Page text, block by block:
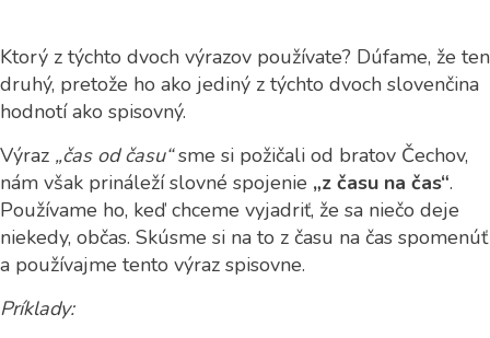
Ktorý z týchto dvoch výrazov používate? Dúfame, že ten
druhý, pretože ho ako jediný z týchto dvoch slovenčina
hodnotí ako spisovný.
Výraz „čas od času“sme si požičali od bratov Čechov,
nám však prináleží slovné spojenie „z času na čas“.
Používame ho, keď chceme vyjadriť, že sa niečo deje
niekedy, občas. Skúsme si na to z času na čas spomenúť
a používajme tento výraz spisovne.
Príklady: